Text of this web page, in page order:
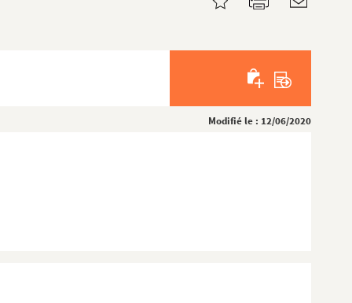
Modifié le : 12/06/2020